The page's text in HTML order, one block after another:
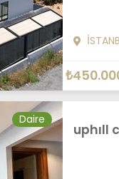
Daire
uphıll